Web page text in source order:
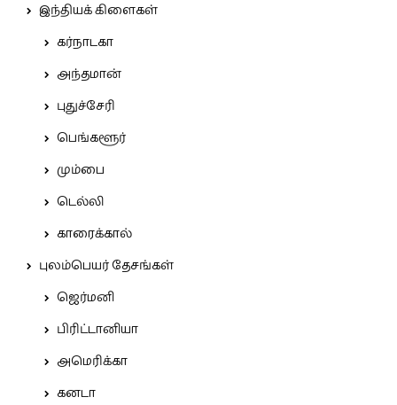
இந்தியக் கிளைகள்
கர்நாடகா
அந்தமான்
புதுச்சேரி
பெங்களூர்
மும்பை
டெல்லி
காரைக்கால்
புலம்பெயர் தேசங்கள்
ஜெர்மனி
பிரிட்டானியா
அமெரிக்கா
கனடா